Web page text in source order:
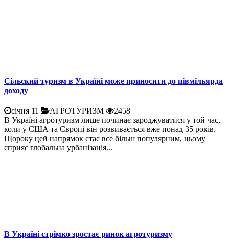
Сільский туризм в Україні може приносити до півмільярда
доходу
січня 11 АГРОТУРИЗМ
2458
В Україні агротуризм лише починає зароджуватися у той час,
коли у США та Європі він розвивається вже понад 35 років.
Щороку цей напрямок стає все більш популярним, цьому
сприяє глобальна урбанізація...
В Україні стрімко зростає ринок агротуризму